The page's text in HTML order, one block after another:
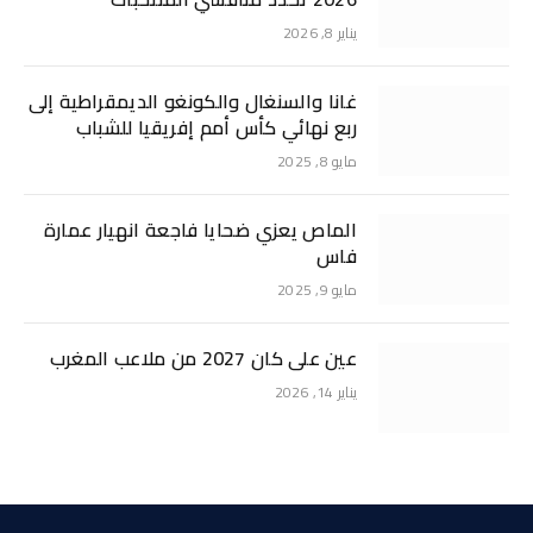
يناير 8, 2026
غانا والسنغال والكونغو الديمقراطية إلى
ربع نهائي كأس أمم إفريقيا للشباب
مايو 8, 2025
الماص يعزي ضحايا فاجعة انهيار عمارة
فاس
مايو 9, 2025
عين على كان 2027 من ملاعب المغرب
يناير 14, 2026